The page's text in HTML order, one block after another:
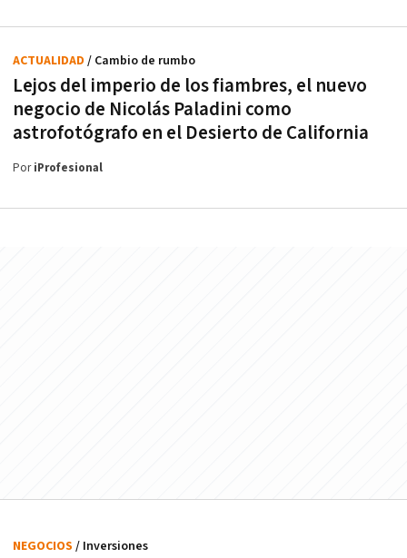
Lejos del imperio de los fiambres, el nuevo
negocio de Nicolás Paladini como
astrofotógrafo en el Desierto de California
ACTUALIDAD / Cambio de rumbo
PoriProfesional
NEGOCIOS / Inversiones